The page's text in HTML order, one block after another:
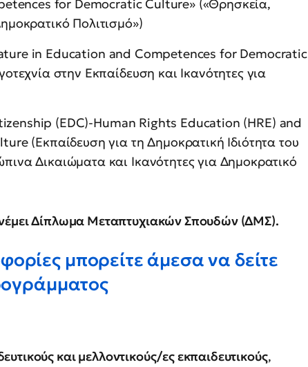
for Democratic Culture» («Θρησκεία,
Πολιτισμό»)
in Education and Competences for Democratic
στην Εκπαίδευση και Ικανότητες για
(EDC)-Human Rights Education (HRE) and
(Εκπαίδευση για τη Δημοκρατική Ιδιότητα του
Δικαιώματα και Ικανότητες για Δημοκρατικό
Δίπλωμα Μεταπτυχιακών Σπουδών (ΔΜΣ).
μπορείτε άμεσα να δείτε
και μελλοντικούς/ες εκπαιδευτικούς,